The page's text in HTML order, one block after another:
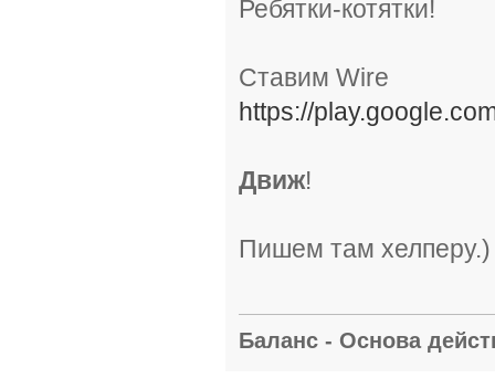
Ребятки-котятки!
Ставим Wire
https://
Движ!
Пишем там хелперу.)
Баланс - Основа